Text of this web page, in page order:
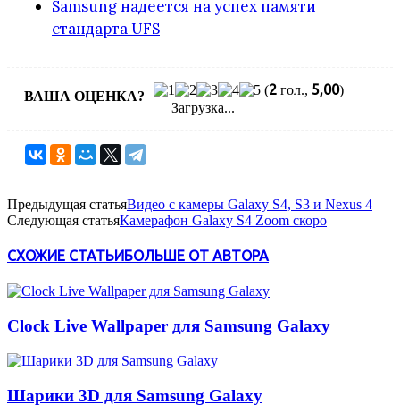
Samsung надеется на успех памяти
стандарта UFS
ВАША ОЦЕНКА? (2 гол., 5,00)
Загрузка...
Предыдущая статьяВидео с камеры Galaxy S4, S3 и Nexus 4
Следующая статьяКамерафон Galaxy S4 Zoom скоро
СХОЖИЕ СТАТЬИБОЛЬШЕ ОТ АВТОРА
Clock Live Wallpaper для Samsung Galaxy
Шарики 3D для Samsung Galaxy